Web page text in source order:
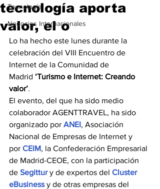
Tecnología
Negocios Internacionales
tecnología aporta
valor, el o
Lo ha hecho este lunes durante la
celebración del VIII Encuentro de
Internet de la Comunidad de
Madrid ‘Turismo e Internet: Creando
valor’.
El evento, del que ha sido medio
colaborador AGENTTRAVEL, ha sido
organizado por ANEI, Asociación
Nacional de Empresas de Internet y
por CEIM, la Confederación Empresarial
de Madrid-CEOE, con la participación
de Segittur y de expertos del Cluster
eBusiness y de otras empresas del